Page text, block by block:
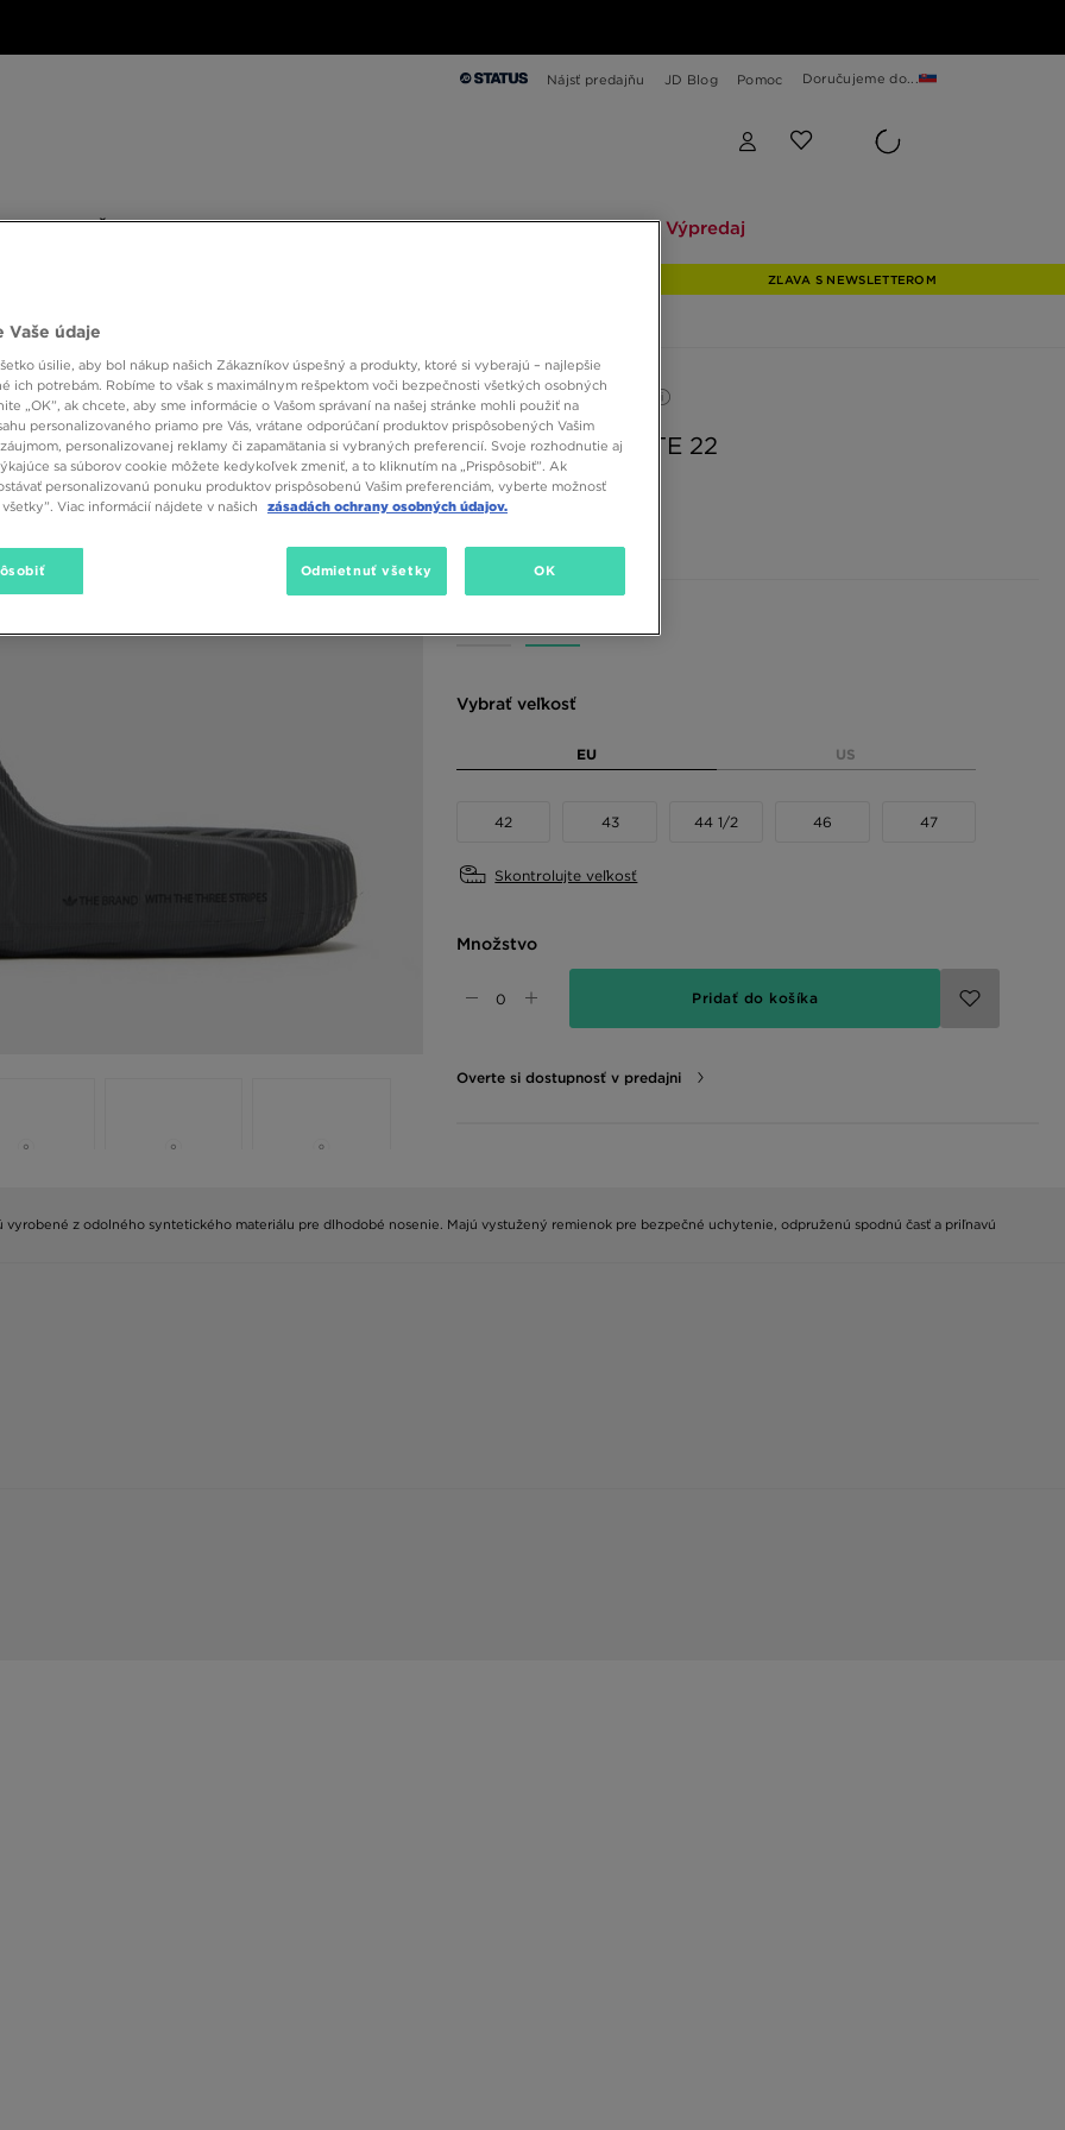
Nájsť predajňu JD Blog Pomoc Doručujeme do...
Muži Ženy Deti Doplnky Značky Kolekcie Explore Výpredaj
ZĽAVA S NEWSLETTEROM
ŠPECIÁLNY PRODUKT
ADIDAS ADILETTE 22
Vybrať veľkosť
EU US
42 43 44 1/2 46 47
Skontrolujte veľkosť
Množstvo
Pridať do košíka
Overte si dostupnosť v predajni
z odolného syntetického materiálu pre dlhodobé nosenie. Majú vystužený remienok pre bezpečné uchytenie, odpruženú spodnú časť a priľnavú
Vaše údaje
úsilie, aby bol nákup našich Zákazníkov úspešný a produkty, ktoré si vyberajú – najlepšie
ich potrebám. Robíme to však s maximálnym rešpektom voči bezpečnosti všetkých osobných
„OK”, ak chcete, aby sme informácie o Vašom správaní na našej stránke mohli použiť na
personalizovaného priamo pre Vás, vrátane odporúčaní produktov prispôsobených Vašim
personalizovanej reklamy či zapamätania si vybraných preferencií. Svoje rozhodnutie aj
sa súborov cookie môžete kedykoľvek zmeniť, a to kliknutím na „Prispôsobiť”. Ak
personalizovanú ponuku produktov prispôsobenú Vašim preferenciám, vyberte možnosť
Viac informácií nájdete v našich
zásadách ochrany osobných údajov.
Odmietnuť všetky OK